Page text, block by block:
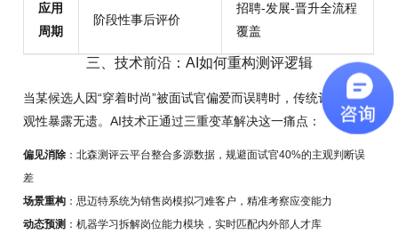
应用
周期
阶段性事后评价
招聘-发展-晋升全流程
覆盖
三、技术前沿：AI如何重构测评逻辑
当某候选人因“穿着时尚”被面试官偏爱而误聘时，传统评估的主
观性暴露无遗。AI技术正通过三重变革解决这一痛点：
偏见消除 ：北森测评云平台整合多源数据，规避面试官40%的主观判断误
差
场景重构 ：思迈特系统为销售岗模拟刁难客户，精准考察应变能力
动态预测 ：机器学习拆解岗位能力模块，实时匹配内外部人才库